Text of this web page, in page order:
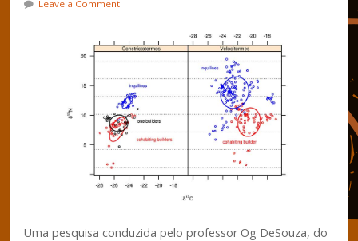
Leave a Comment
Uma pesquisa conduzida pelo professor Og DeSouza, do